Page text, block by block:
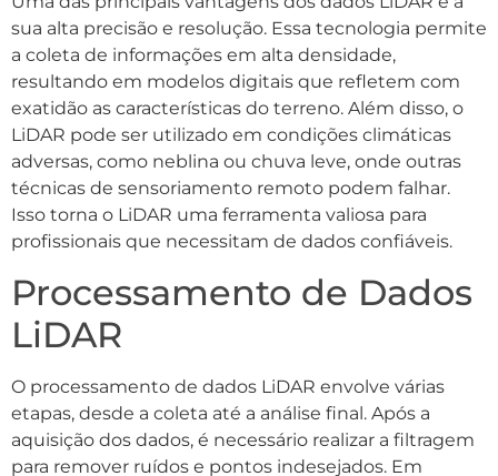
sua alta precisão e resolução. Essa tecnologia permite
a coleta de informações em alta densidade,
resultando em modelos digitais que refletem com
exatidão as características do terreno. Além disso, o
LiDAR pode ser utilizado em condições climáticas
adversas, como neblina ou chuva leve, onde outras
técnicas de sensoriamento remoto podem falhar.
Isso torna o LiDAR uma ferramenta valiosa para
profissionais que necessitam de dados confiáveis.
Processamento de Dados
LiDAR
O processamento de dados LiDAR envolve várias
etapas, desde a coleta até a análise final. Após a
aquisição dos dados, é necessário realizar a filtragem
para remover ruídos e pontos indesejados. Em